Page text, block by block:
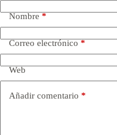
Nombre *
Correo electrónico *
Web
Añadir comentario *